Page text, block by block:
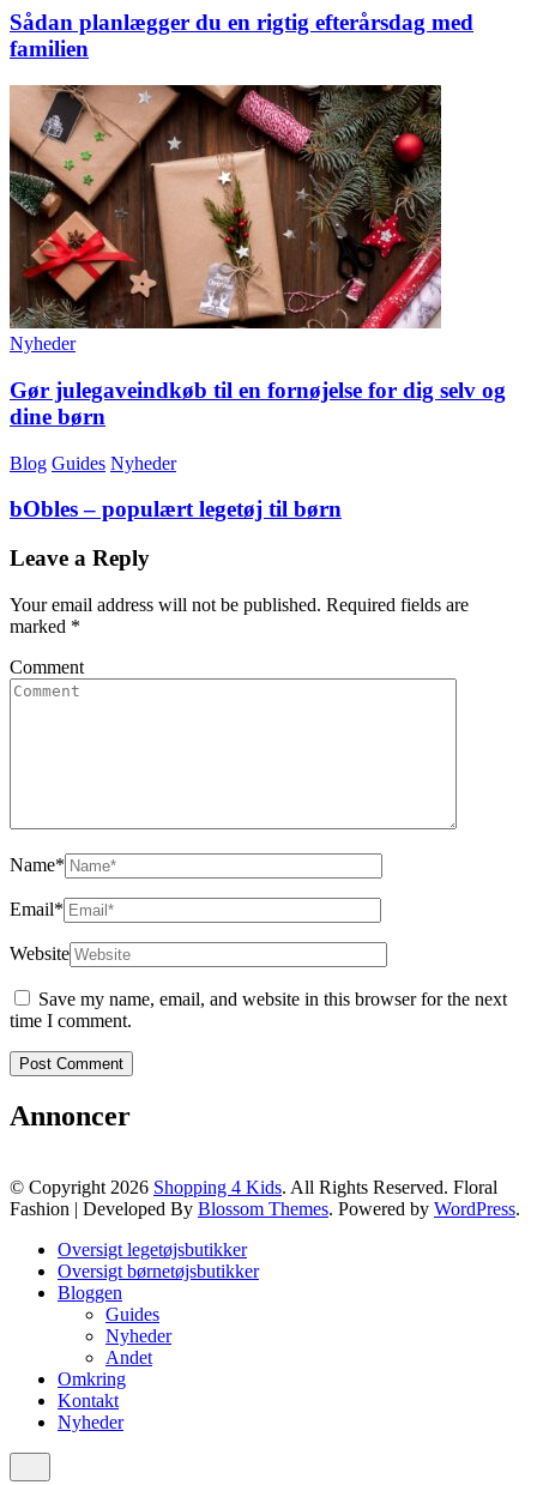
Sådan planlægger du en rigtig efterårsdag med
familien
Nyheder
Gør julegaveindkøb til en fornøjelse for dig selv og
dine børn
Blog Guides Nyheder
bObles – populært legetøj til børn
Leave a Reply
Your email address will not be published. Required fields are
marked *
Comment
Name*
Email*
Website
Save my name, email, and website in this browser for the next
time I comment.
Annoncer
© Copyright 2026 Shopping 4 Kids. All Rights Reserved. Floral
Fashion | Developed By Blossom Themes. Powered by WordPress.
Oversigt legetøjsbutikker
Oversigt børnetøjsbutikker
Bloggen
Guides
Nyheder
Andet
Omkring
Kontakt
Nyheder